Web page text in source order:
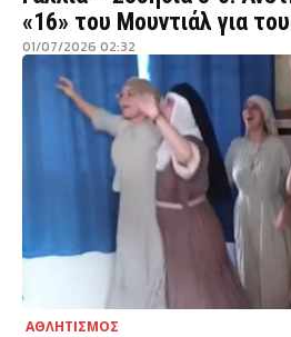
«16» του Μουντιάλ για
01/07/2026 02:32
ΑΘΛΗΤΙΣΜΟΣ